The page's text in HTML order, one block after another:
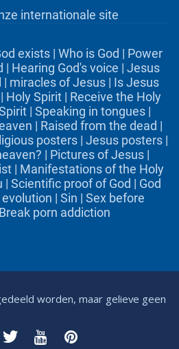
internationale site
exists| Who is God | Power
| Hearing God's voice | Jesus
| miracles of Jesus| Is Jesus
| Holy Spirit | Receive the Holy
| Speaking in tongues |
| Raised from the dead |
posters| Jesus posters|
| Pictures of Jesus |
| Manifestations of the Holy
| Scientific proof of God | God
| Sin | Sex before
Break porn addiction
worden, maar gelieve geen